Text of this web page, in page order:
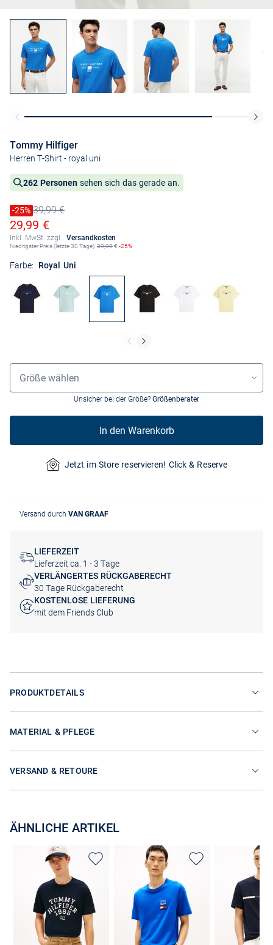
Tommy Hilfiger
Herren T-Shirt - royal uni
262 Personen sehen sich das gerade an.
Preis reduziert um
-25%
Alter Preis39,99 €
Ermäßigter Preis
29,99 €
Inkl. MwSt. zzgl. Versandkosten
Niedrigster Preis (letzte 30 Tage):39,99€ -25%
Farbe: Royal Uni
Größenauswahl
Größe wählen
Unsicher bei der Größe? Größenberater
In den Warenkorb
Jetzt im Store reservieren! Click & Reserve
Versand durch VAN GRAAF
LIEFERZEIT
Lieferzeit ca. 1 - 3 Tage
VERLÄNGERTES RÜCKGABERECHT
30 Tage Rückgaberecht
KOSTENLOSE LIEFERUNG
mit dem Friends Club
PRODUKTDETAILS
MATERIAL & PFLEGE
VERSAND & RETOURE
ÄHNLICHE ARTIKEL